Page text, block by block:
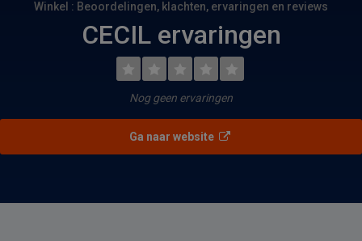
Winkel : Beoordelingen, klachten, ervaringen en reviews
CECIL ervaringen
Nog geen ervaringen
Ga naar website